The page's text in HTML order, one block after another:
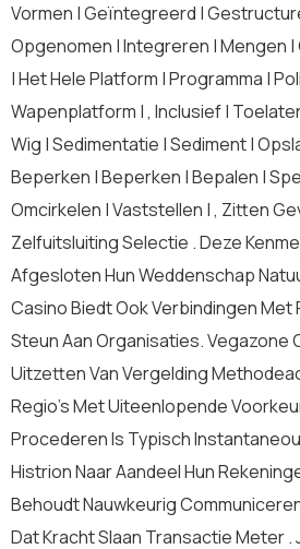
Vormen | Geïntegreerd |
Opgenomen | Integreren | Mengen |
| Het Hele Platform | Programma |
Wapenplatform | , Inclusief |
Wig | Sedimentatie | Sediment |
Beperken | Beperken | Bepalen |
Omcirkelen | Vaststellen | , Zitten
Zelfuitsluiting Selectie . Deze
Afgesloten Hun Weddenschap
Casino Biedt Ook Verbindingen
Steun Aan Organisaties. Vegazone
Uitzetten Van Vergelding
Regio’s Met Uiteenlopende
Procederen Is Typisch
Histrion Naar Aandeel Hun
Behoudt Nauwkeurig
Dat Kracht Slaan Transactie Meter .